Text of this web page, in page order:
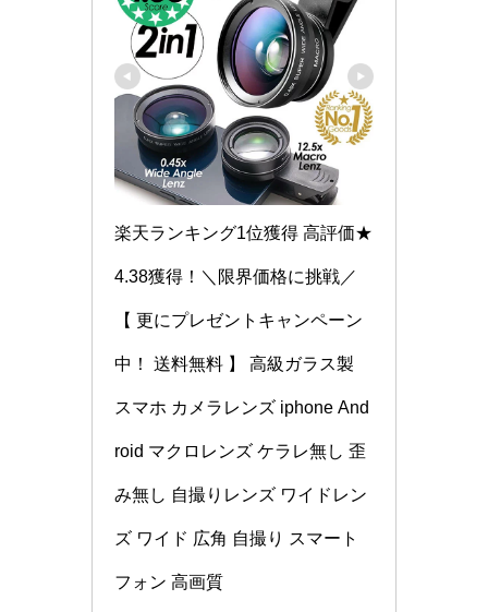
楽天ランキング1位獲得 高評価★
4.38獲得！＼限界価格に挑戦／
【 更にプレゼントキャンペーン
中！ 送料無料 】 高級ガラス製
スマホ カメラレンズ iphone And
roid マクロレンズ ケラレ無し 歪
み無し 自撮りレンズ ワイドレン
ズ ワイド 広角 自撮り スマート
フォン 高画質